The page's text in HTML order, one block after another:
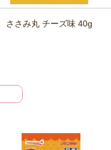
ささみ丸 チーズ味 40g